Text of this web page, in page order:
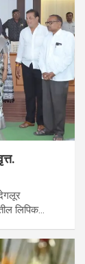
लिपिक…